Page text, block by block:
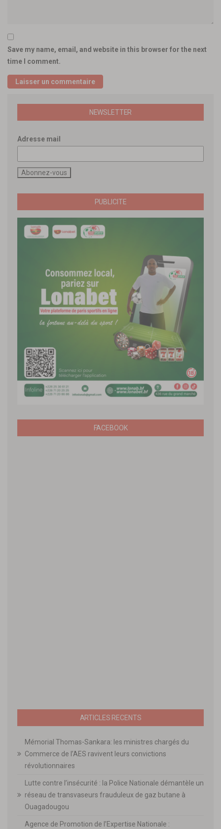
Save my name, email, and website in this browser for the next
time I comment.
NEWSLETTER
Adresse mail
PUBLICITE
FACEBOOK
ARTICLES RECENTS
Mémorial Thomas-Sankara: les ministres chargés du
Commerce de l’AES ravivent leurs convictions
révolutionnaires
Lutte contre l’insécurité : la Police Nationale démantèle un
réseau de transvaseurs frauduleux de gaz butane à
Ouagadougou
Agence de Promotion de l’Expertise Nationale :